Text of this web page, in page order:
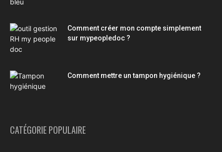
Comment créer mon compte simplement
sur mypeopledoc ?
Comment mettre un tampon hygiénique ?
CATÉGORIE POPULAIRE